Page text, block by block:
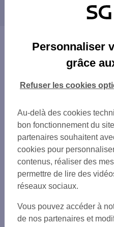
Guide des
Personnaliser
grâce
Au-delà des cookies
bon fonctionnement du
partenaires souhaitent
cookies pour
contenus, réaliser des
permettre de lire des
réseaux sociaux.
Vous pouvez accéder à
de nos partenaires et
Refuser les cookies